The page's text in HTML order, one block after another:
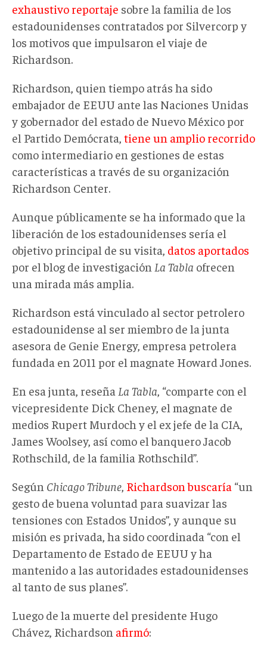
exhaustivo reportaje sobre la familia de los
estadounidenses contratados por Silvercorp y
los motivos que impulsaron el viaje de
Richardson.
Richardson, quien tiempo atrás ha sido
embajador de EEUU ante las Naciones Unidas
y gobernador del estado de Nuevo México por
el Partido Demócrata, tiene un amplio recorrido
como intermediario en gestiones de estas
características a través de su organización
Richardson Center.
Aunque públicamente se ha informado que la
liberación de los estadounidenses sería el
objetivo principal de su visita, datos aportados
por el blog de investigación La Tabla ofrecen
una mirada más amplia.
Richardson está vinculado al sector petrolero
estadounidense al ser miembro de la junta
asesora de Genie Energy, empresa petrolera
fundada en 2011 por el magnate Howard Jones.
En esa junta, reseña La Tabla , “comparte con el
vicepresidente Dick Cheney, el magnate de
medios Rupert Murdoch y el ex jefe de la CIA,
James Woolsey, así como el banquero Jacob
Rothschild, de la familia Rothschild”.
Según Chicago Tribune Richardson buscaría “un
gesto de buena voluntad para suavizar las
tensiones con Estados Unidos”, y aunque su
misión es privada, ha sido coordinada “con el
Departamento de Estado de EEUU y ha
mantenido a las autoridades estadounidenses
al tanto de sus planes”.
Luego de la muerte del presidente Hugo
Chávez, Richardson afirmó: